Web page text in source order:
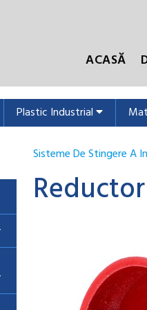
ACASĂ
Plastic Industrial
Sisteme De Stingere A